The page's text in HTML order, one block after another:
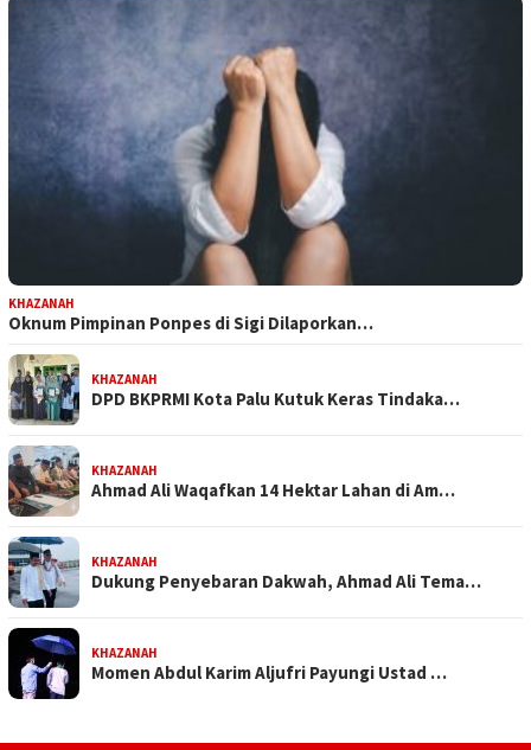
KHAZANAH
Oknum Pimpinan Ponpes di Sigi Dilaporkan…
KHAZANAH
DPD BKPRMI Kota Palu Kutuk Keras Tindaka…
KHAZANAH
Ahmad Ali Waqafkan 14 Hektar Lahan di Am…
KHAZANAH
Dukung Penyebaran Dakwah, Ahmad Ali Tema…
KHAZANAH
Momen Abdul Karim Aljufri Payungi Ustad …